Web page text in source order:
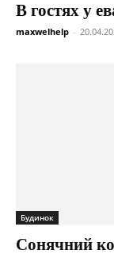
В гостях у
maxwelhelp -
Будинок
Сонячний